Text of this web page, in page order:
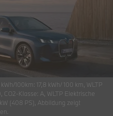
100km: 17,8 kWh/ 100 km WLTP
CO2-Klasse: A WLTP Elektrische
(408 PS) Abbildung zeigt